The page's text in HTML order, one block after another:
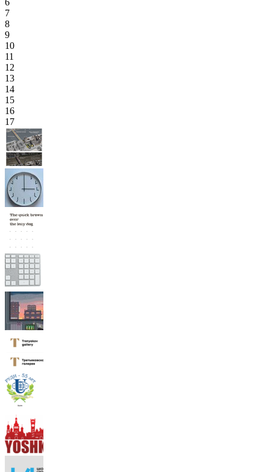
6
7
8
9
10
11
12
13
14
15
16
17